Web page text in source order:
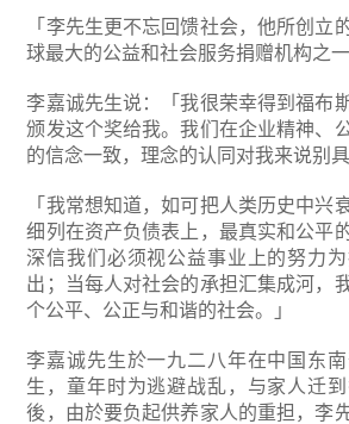
「李先生更不忘回馈社会，他所创立
球最大的公益和社会服务捐赠机构之一
李嘉诚先生说：「我很荣幸得到福布
颁发这个奖给我。我们在企业精神、
的信念一致，理念的认同对我来说别具
「我常想知道，如可把人类历史中兴
细列在资产负债表上，最真实和公平
深信我们必须视公益事业上的努力
出；当每人对社会的承担汇集成河，
个公平、公正与和谐的社会。」
李嘉诚先生於一九二八年在中国东
生，童年时为逃避战乱，与家人迁
後，由於要负起供养家人的重担，李